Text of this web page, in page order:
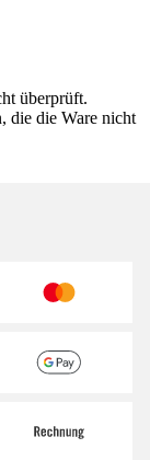
überprüft.
die die Ware nicht